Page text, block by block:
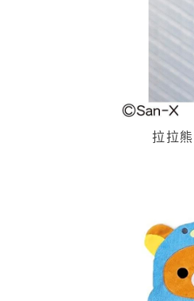
拉拉